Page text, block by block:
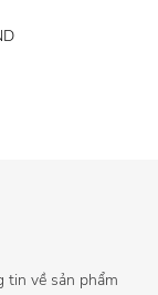
tin về sản phẩm